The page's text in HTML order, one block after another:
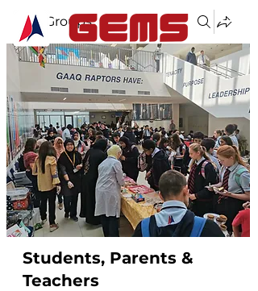
Groups
Students, Parents &
Teachers